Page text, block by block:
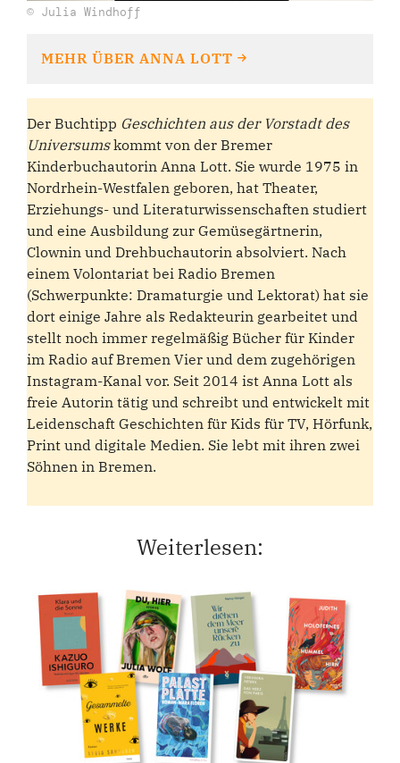
© Julia Windhoff
MEHR ÜBER ANNA LOTT
Der Buchtipp Geschichten aus der Vorstadt des
Universumskommt von der Bremer
Kinderbuchautorin Anna Lott. Sie wurde 1975 in
Nordrhein-Westfalen geboren, hat Theater,
Erziehungs- und Literaturwissenschaften studiert
und eine Ausbildung zur Gemüsegärtnerin,
Clownin und Drehbuchautorin absolviert. Nach
einem Volontariat bei Radio Bremen
(Schwerpunkte: Dramaturgie und Lektorat) hat sie
dort einige Jahre als Redakteurin gearbeitet und
stellt noch immer regelmäßig Bücher für Kinder
im Radio auf Bremen Vier und dem zugehörigen
Instagram-Kanal vor. Seit 2014 ist Anna Lott als
freie Autorin tätig und schreibt und entwickelt mit
Leidenschaft Geschichten für Kids für TV, Hörfunk,
Print und digitale Medien. Sie lebt mit ihren zwei
Söhnen in Bremen.
Weiterlesen: